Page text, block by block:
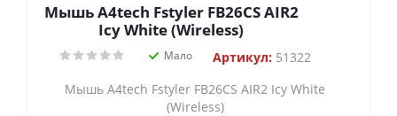
Мышь A4tech Fstyler FB26CS AIR2
Icy White (Wireless)
Мало Артикул:51322
Мышь A4tech Fstyler FB26CS AIR2 Icy White
(Wireless)